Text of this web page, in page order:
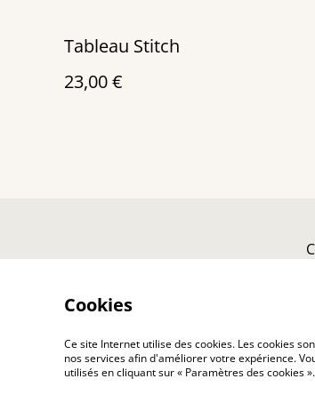
Tableau Stitch
23,00 €
©2026 Toutenkanet
Cookies
Ce site Internet utilise des cookies. Les cookies
nos services afin d'améliorer votre expérience.
utilisés en cliquant sur « Paramètres des cookies